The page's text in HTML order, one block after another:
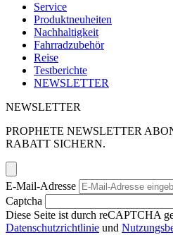
Service
Produktneuheiten
Nachhaltigkeit
Fahrradzubehör
Reise
Testberichte
NEWSLETTER
NEWSLETTER
PROPHETE NEWSLETTER
RABATT SICHERN.
E-Mail-Adresse
Captcha
Diese Seite ist durch reCAPTCHA
Datenschutzrichtlinie und